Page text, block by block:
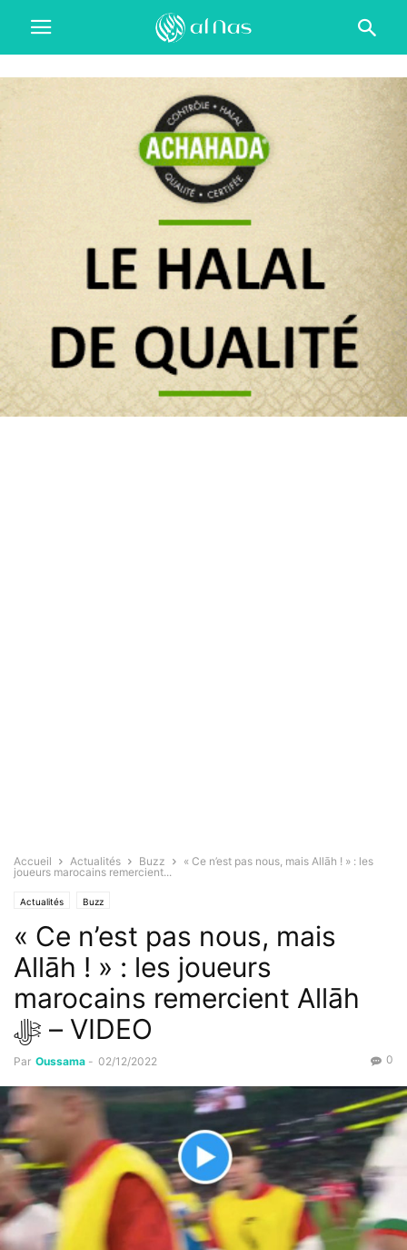
Accueil Actualités Buzz
« Ce n’est pas nous, mais Allāh ! » : les
joueurs marocains remercient...
Actualités Buzz
« Ce n’est pas nous, mais
Allāh ! » : les joueurs
marocains remercient Allāh
ﷻ – VIDEO
Par Oussama - 02/12/2022 0